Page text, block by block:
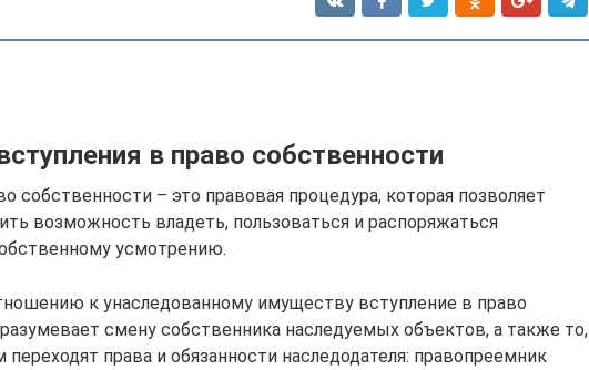
в право собственности
собственности – это правовая процедура, которая позволяет
возможность владеть, пользоваться и распоряжаться
усмотрению.
к унаследованному имуществу вступление в право
смену собственника наследуемых объектов, а также то,
переходят права и обязанности наследодателя: правопреемник